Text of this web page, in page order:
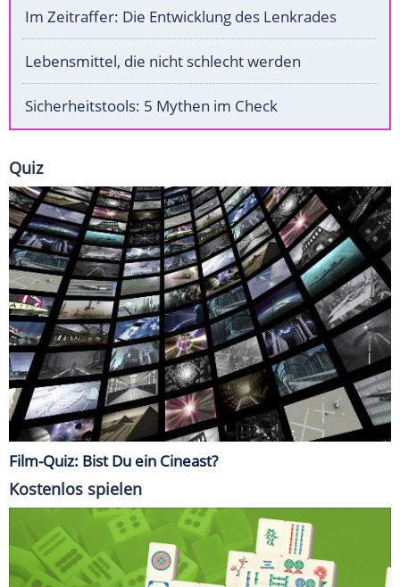
Im Zeitraffer: Die Entwicklung des Lenkrades
Lebensmittel, die nicht schlecht werden
Sicherheitstools: 5 Mythen im Check
Quiz
Film-Quiz: Bist Du ein Cineast?
Kostenlos spielen